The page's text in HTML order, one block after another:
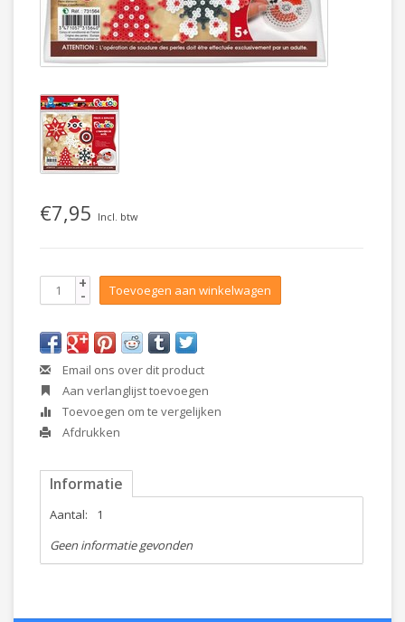
€7,95 Incl. btw
+
- Toevoegen aan winkelwagen
Email ons over dit product
Aan verlanglijst toevoegen
Toevoegen om te vergelijken
Afdrukken
Informatie
Aantal:
1
Geen informatie gevonden